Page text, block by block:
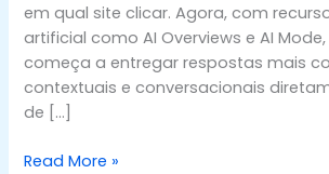
em qual site clicar. Agora, com
artificial como AI Overviews e AI
começa a entregar respostas mais
contextuais e conversacionais
de […]
novas
Google
Read More »